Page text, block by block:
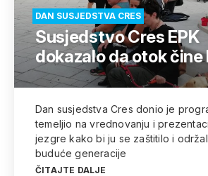
DAN SUSJEDSTVA CRES
Susjedstvo Cres EPK
dokazalo da otok čine
Dan susjedstva Cres donio je
temeljio na vrednovanju i
jezgre kako bi ju se zaštitilo i
buduće generacije
ČITAJTE DALJE